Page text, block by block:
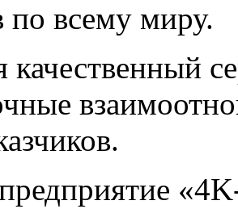
по всему миру.
качественный